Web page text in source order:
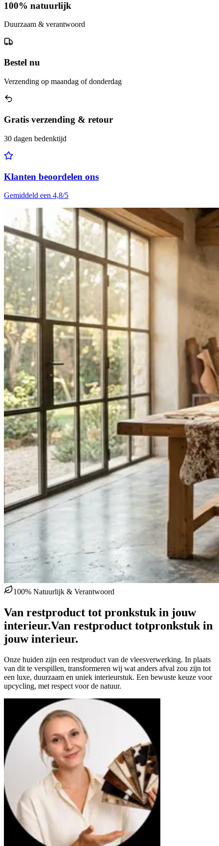
100% natuurlijk
Duurzaam & verantwoord
Bestel nu
Verzending op maandag of donderdag
Gratis verzending & retour
30 dagen bedenktijd
Klanten beoordelen ons
Gemiddeld een 4,8/5
100% Natuurlijk & Verantwoord
Van restproduct tot pronkstuk in jouw
interieur.Van restproduct totpronkstuk in
jouw interieur.
Onze huiden zijn een restproduct van de vleesverwerking. In plaats
van dit te verspillen, transformeren wij wat anders afval zou zijn tot
een luxe, duurzaam en uniek interieurstuk. Een bewuste keuze voor
upcycling, met respect voor de natuur.